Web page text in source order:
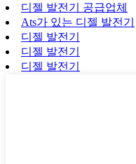
디젤 발전기 공급업체
Ats가 있는 디젤 발전기
디젤 발전기
디젤 발전기
디젤 발전기